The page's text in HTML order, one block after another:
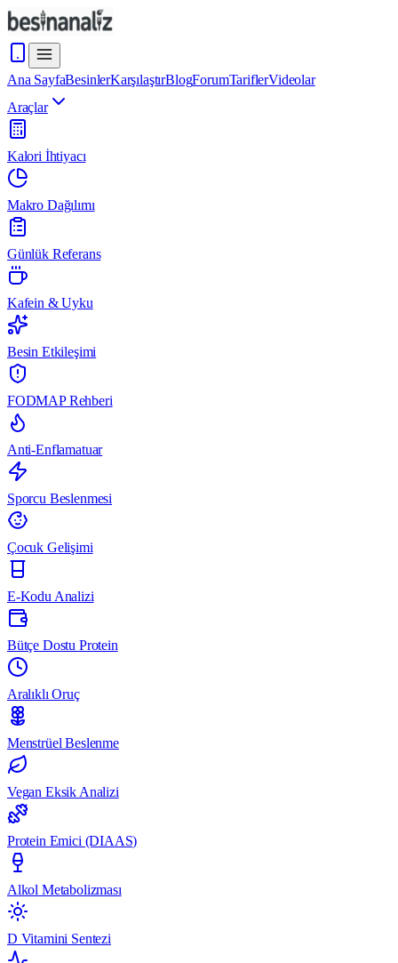
Ana SayfaBesinlerKarşılaştırBlogForumTariflerVideolar
Araçlar
Kalori İhtiyacı
Makro Dağılımı
Günlük Referans
Kafein & Uyku
Besin Etkileşimi
FODMAP Rehberi
Anti-Enflamatuar
Sporcu Beslenmesi
Çocuk Gelişimi
E-Kodu Analizi
Bütçe Dostu Protein
Aralıklı Oruç
Menstrüel Beslenme
Vegan Eksik Analizi
Protein Emici (DIAAS)
Alkol Metabolizması
D Vitamini Sentezi